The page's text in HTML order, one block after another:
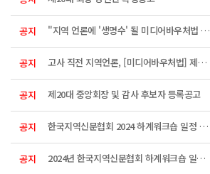
공지
"지역 언론에 '생명수' 될 미디어바우처법 제정 시급"
공지
고사 직전 지역언론, [미디어바우처법] 제정으로 활성화 모색한다
공지
제20대 중앙회장 및 감사 후보자 등록공고
공지
한국지역신문협회 2024 하계워크숍 일정 안내입니다(최종)
공지
2024년 한국지역신문협회 하계워크숍 일정 및 참가신청 접수안내